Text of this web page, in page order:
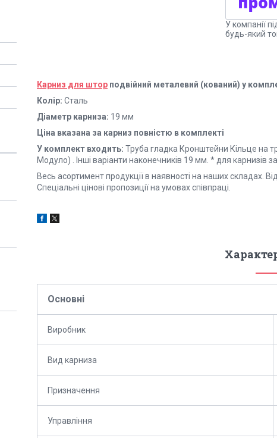
У компанії
будь-який
Карниз для штор подвійний металевий (кований) у
Колір: Сталь
Діаметр карниза: 19 мм
Ціна вказана за карниз повністю в комплекті
У комплект входить: Труба гладка Кронштейни Кільце на
Модуло) . Інші варіанти наконечників 19 мм. * для карнизів
Весь асортимент продукції в наявності на наших складах.
Спеціальні цінові пропозиції на умовах співпраці.
Основні
Виробник
Вид карниза
Призначення
Управління